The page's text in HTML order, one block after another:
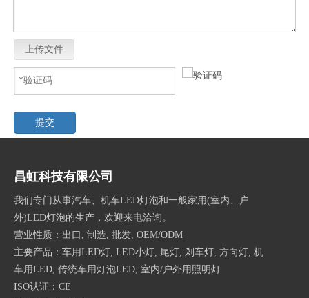
上传文件
提交
昌虹科技有限公司
我们专门从事汽车、机车LED灯泡和一般家用(室内、户
外)LED灯泡的生产，欢迎来电洽询。
营业性质：出口, 制造, 批发, OEM/ODM
主要产品：车用LED灯, LED小灯, 尾灯, 剎车灯, 方向灯, 机
车用LED, 传统车用灯泡LED, 室内/户外用照明灯
ISO认证：CE